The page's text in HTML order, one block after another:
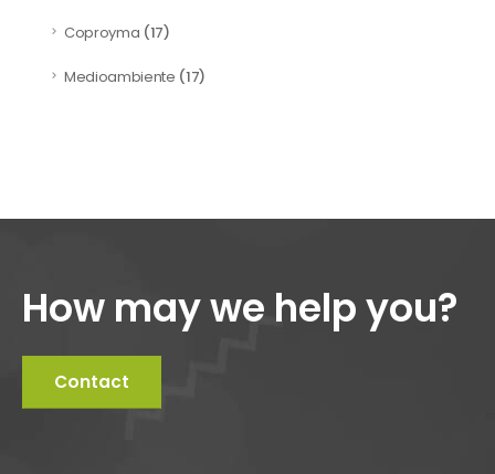
Coproyma (17)
Medioambiente (17)
How may we help you?
Contact